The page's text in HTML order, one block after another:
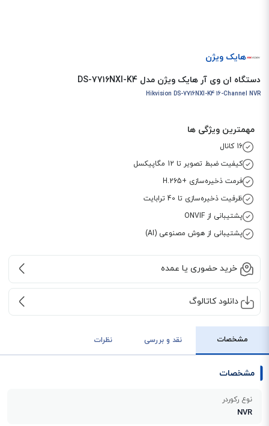
هایک ویژن
دستگاه ان وی آر هایک ویژن مدل DS-7716NXI-K4
Hikvision DS-7716NXI-K4 16-Channel NVR
مهمترین ویژگی ها
16 کانال
کیفیت ضبط تصویر تا 12 مگاپیکسل
فرمت ذخیره‌سازی +H.265
ظرفیت ذخیره‌سازی تا 40 ترابایت
پشتیبانی از ONVIF
پشتیبانی از هوش مصنوعی (AI)
خرید حضوری یا عمده
دانلود کاتالوگ
مشخصات نقد و بررسی نظرات
مشخصات
نوع رکوردر
NVR